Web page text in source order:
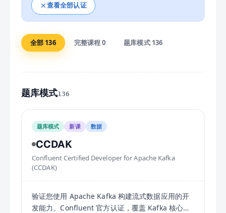
查看全部认证
全部 136 完整课程0 题库模式 136
题库模式136
题库模式 新课 数据
CCDAK
Confluent Certified Developer for Apache Kafka
(CCDAK)
验证您使用 Apache Kafka 构建流式数据应用的开
发能力。Confluent 官方认证，覆盖 Kafka 核心原